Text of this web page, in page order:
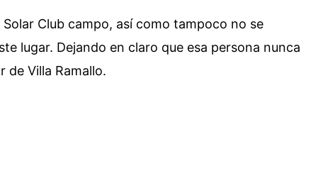
Club campo, así como tampoco no se
lugar. Dejando en claro que esa persona nunca
de Villa Ramallo.